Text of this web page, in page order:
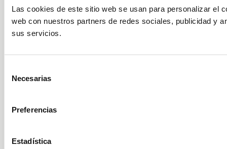
Las cookies de este sitio web se usan para personalizar el
web con nuestros partners de redes sociales, publicidad y
sus servicios.
Necesarias
Preferencias
Estadística